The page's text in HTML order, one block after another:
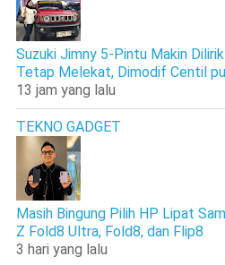
Suzuki Jimny 5-Pintu Makin
Tetap Melekat, Dimodif Centil
13 jam yang lalu
TEKNO GADGET
Masih Bingung Pilih HP Lipat
Z Fold8 Ultra, Fold8, dan Flip8
3 hari yang lalu